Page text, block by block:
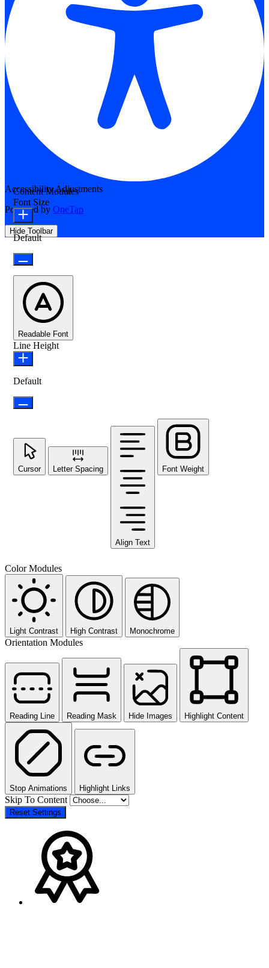
Accessibility Adjustments
Powered by OneTap
Hide Toolbar
Content Modules
Font Size
Default
Readable Font
Line Height
Default
Cursor Letter Spacing
Align Text
Font Weight
Color Modules
Light Contrast High Contrast Monochrome
Orientation Modules
Reading Line Reading Mask Hide Images Highlight Content
Stop Animations Highlight Links
Skip To Content
Reset Settings